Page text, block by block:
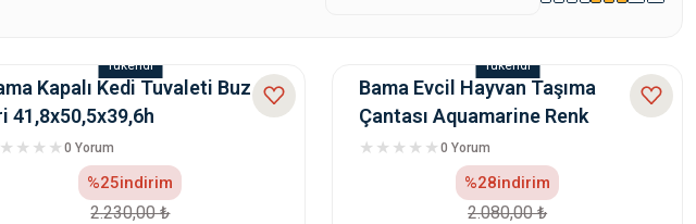
Tükendi
Kapalı Kedi Tuvaleti Buz
41,8x50,5x39,6h
0 Yorum
%25indirim
2.230,00 ₺
Tükendi
Bama Evcil Hayvan Taşıma
Çantası Aquamarine Renk
0 Yorum
%28indirim
2.080,00 ₺